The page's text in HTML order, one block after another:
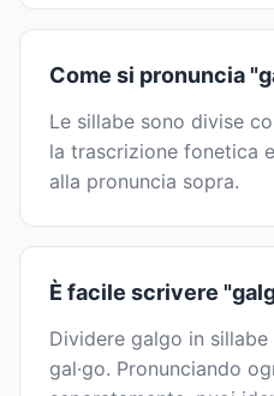
Come si pronuncia
Le sillabe sono divise
la trascrizione fonetica
alla pronuncia sopra.
È facile scrivere
Dividere galgo in
gal·go. Pronunciando